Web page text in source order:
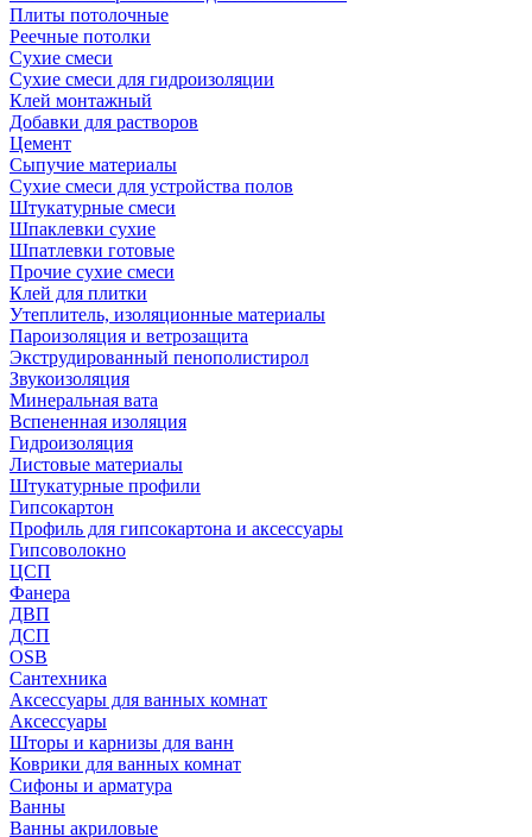
Плиты потолочные
Реечные потолки
Сухие смеси
Сухие смеси для гидроизоляции
Клей монтажный
Добавки для растворов
Цемент
Сыпучие материалы
Сухие смеси для устройства полов
Штукатурные смеси
Шпаклевки сухие
Шпатлевки готовые
Прочие сухие смеси
Клей для плитки
Утеплитель, изоляционные материалы
Пароизоляция и ветрозащита
Экструдированный пенополистирол
Звукоизоляция
Минеральная вата
Вспененная изоляция
Гидроизоляция
Листовые материалы
Штукатурные профили
Гипсокартон
Профиль для гипсокартона и аксессуары
Гипсоволокно
ЦСП
Фанера
ДВП
ДСП
OSB
Сантехника
Аксессуары для ванных комнат
Аксессуары
Шторы и карнизы для ванн
Коврики для ванных комнат
Сифоны и арматура
Ванны
Ванны акриловые